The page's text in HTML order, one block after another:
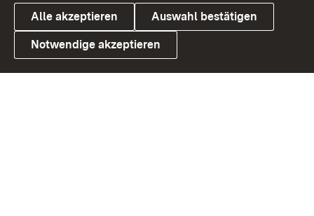
Link zum Landesportal
Alle akzeptieren Auswahl bestätigen
Notwendige akzeptieren